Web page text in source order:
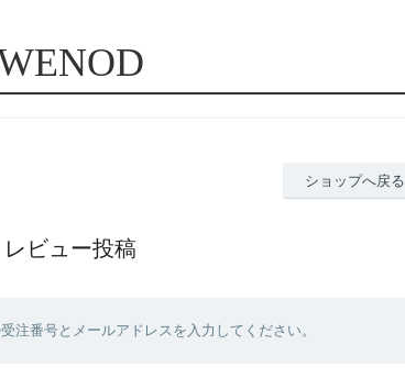
ショップへ戻る
レビュー投稿
注番号とメールアドレスを入力してください。